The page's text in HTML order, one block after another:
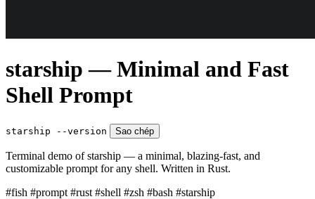
starship — Minimal and Fast
Shell Prompt
starship --version Sao chép
Terminal demo of starship — a minimal, blazing-fast, and
customizable prompt for any shell. Written in Rust.
#fish #prompt #rust #shell #zsh #bash #starship